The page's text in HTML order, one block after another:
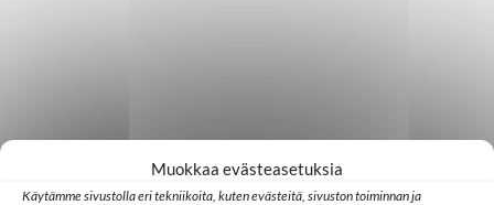
Muokkaa evästeasetuksia
Käytämme sivustolla eri tekniikoita, kuten evästeitä, sivuston toiminnan ja